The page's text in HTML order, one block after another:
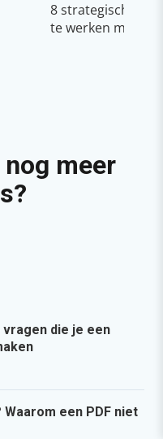
8 strategische
te werken met
nog meer
die je een
een PDF niet